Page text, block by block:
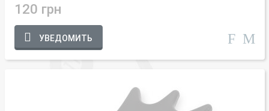
120 грн
УВЕДОМИТЬ